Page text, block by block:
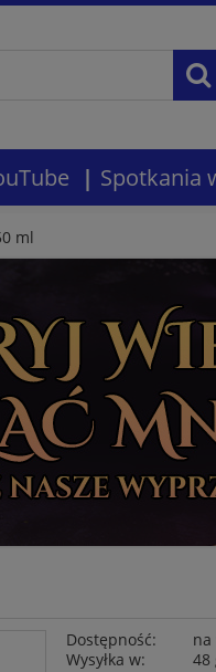
Spotkania
ml
Dostępność:
na
Wysyłka w:
48